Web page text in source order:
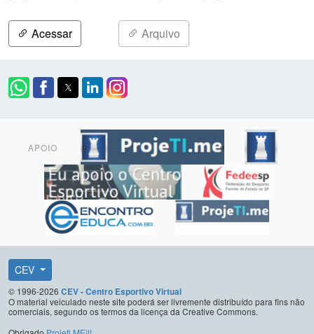
Acessar Arquivo
APOIO
CEV
© 1996-2026 CEV - Centro Esportivo Virtual
O material veiculado neste site poderá ser livremente distribuído para fins não
comerciais, segundo os termos da licença da Creative Commons.